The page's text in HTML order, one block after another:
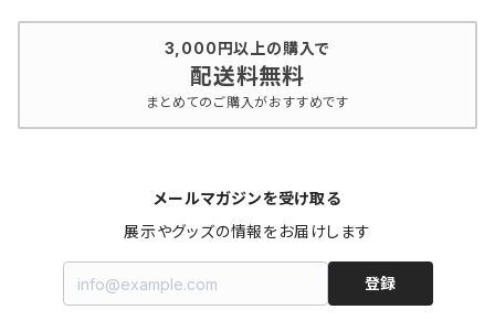
3,000円以上の購入で
配送料無料
まとめてのご購入がおすすめです
メールマガジンを受け取る
展示やグッズの情報をお届けします
登録